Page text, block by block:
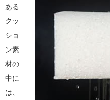
ある
クッ
ショ
ン素
材の
中に
は、